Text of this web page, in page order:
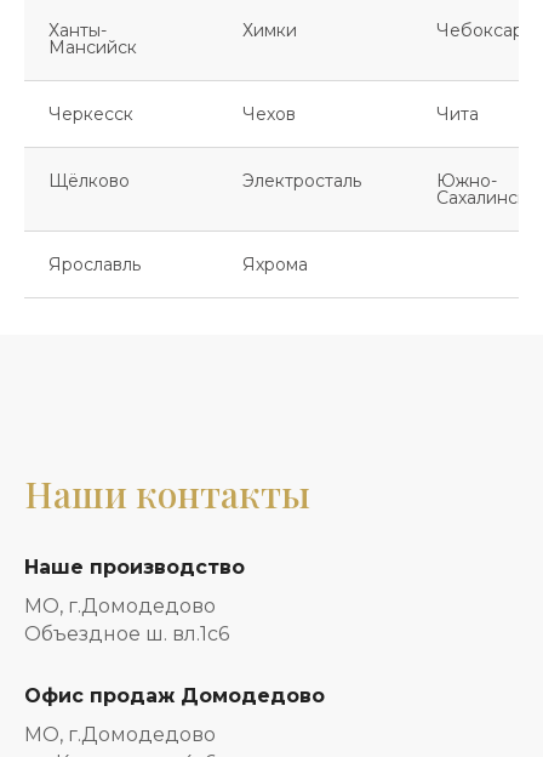
Ханты-
Мансийск
Химки Чебоксары
Черкесск Чехов Чита
Щёлково Электросталь Южно-
Сахалинск
Ярославль Яхрома
Наши контакты
Наше производство
МО, г.Домодедово
Объездное ш. вл.1с6
Офис продаж Домодедово
МО, г.Домодедово